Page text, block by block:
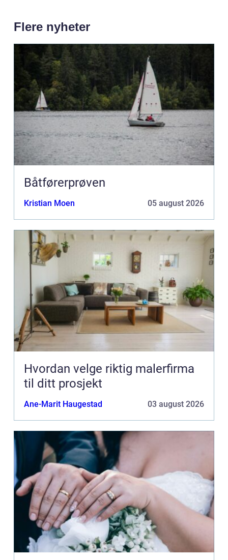
Flere nyheter
Båtførerprøven
Kristian Moen 05 august 2026
Hvordan velge riktig malerfirma
til ditt prosjekt
Ane-Marit Haugestad 03 august 2026